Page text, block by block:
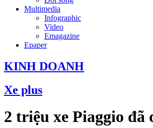
Multimedia
Infographic
Video
Emagazine
Epaper
KINH DOANH
Xe plus
2 triệu xe Piaggio đã